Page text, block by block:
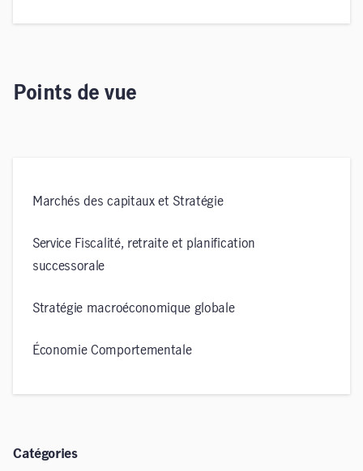
Points de vue
Marchés des capitaux et Stratégie
Service Fiscalité, retraite et planification
successorale
Stratégie macroéconomique globale
Économie Comportementale
Catégories